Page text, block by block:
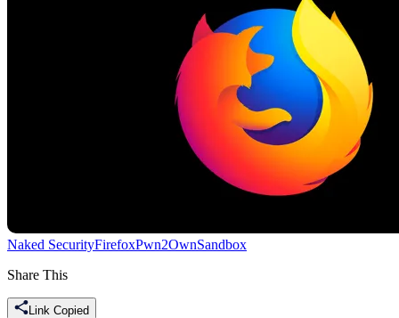
Naked SecurityFirefoxPwn2OwnSandbox
Share This
Link Copied